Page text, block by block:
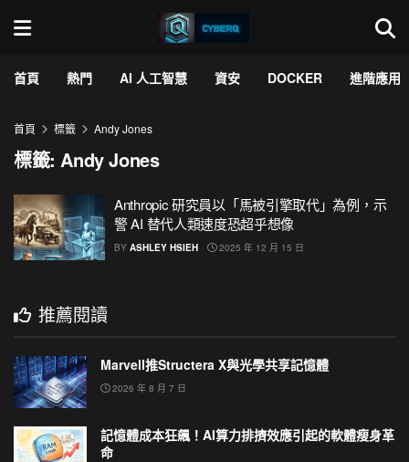
首頁 熱門 AI 人工智慧 資安 DOCKER 進階應用
首頁 標籤 Andy Jones
標籤:Andy Jones
Anthropic 研究員以「馬被引擎取代」為例，示
警 AI 替代人類速度恐超乎想像
BY ASHLEY HSIEH 2025 年 12 月 15 日
推薦閱讀
Marvell推Structera X與光學共享記憶體
2026 年 8 月 7 日
記憶體成本狂飆！AI算力排擠效應引起的軟體瘦身革
命